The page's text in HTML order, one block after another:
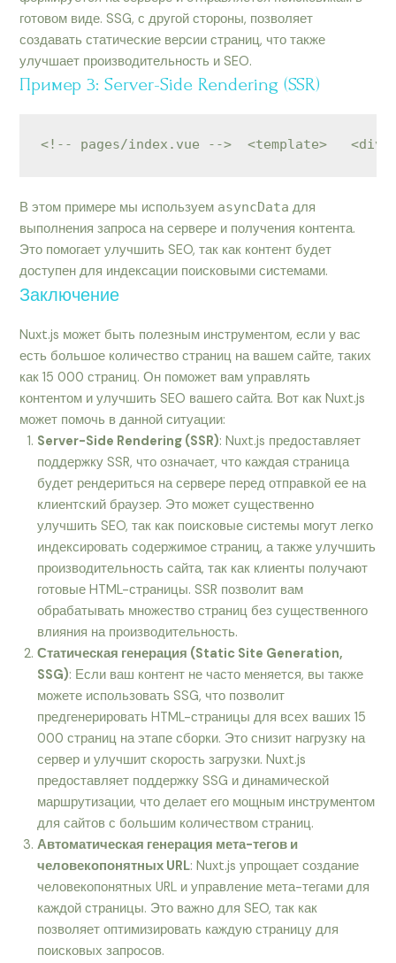
готовом виде. SSG, с другой стороны, позволяет
создавать статические версии страниц, что также
улучшает производительность и SEO.
Пример 3: Server-Side Rendering (SSR)
<!-- pages/index.vue -->  <template>   <div>
В этом примере мы используем asyncData для
выполнения запроса на сервере и получения контента.
Это помогает улучшить SEO, так как контент будет
доступен для индексации поисковыми системами.
Заключение
Nuxt.js может быть полезным инструментом, если у вас
есть большое количество страниц на вашем сайте, таких
как 15 000 страниц. Он поможет вам управлять
контентом и улучшить SEO вашего сайта. Вот как Nuxt.js
может помочь в данной ситуации:
Server-Side Rendering (SSR): Nuxt.js предоставляет
поддержку SSR, что означает, что каждая страница
будет рендериться на сервере перед отправкой ее на
клиентский браузер. Это может существенно
улучшить SEO, так как поисковые системы могут легко
индексировать содержимое страниц, а также улучшить
производительность сайта, так как клиенты получают
готовые HTML-страницы. SSR позволит вам
обрабатывать множество страниц без существенного
влияния на производительность.
Статическая генерация (Static Site Generation,
SSG): Если ваш контент не часто меняется, вы также
можете использовать SSG, что позволит
предгенерировать HTML-страницы для всех ваших 15
000 страниц на этапе сборки. Это снизит нагрузку на
сервер и улучшит скорость загрузки. Nuxt.js
предоставляет поддержку SSG и динамической
маршрутизации, что делает его мощным инструментом
для сайтов с большим количеством страниц.
Автоматическая генерация мета-тегов и
человекопонятных URL: Nuxt.js упрощает создание
человекопонятных URL и управление мета-тегами для
каждой страницы. Это важно для SEO, так как
позволяет оптимизировать каждую страницу для
поисковых запросов.